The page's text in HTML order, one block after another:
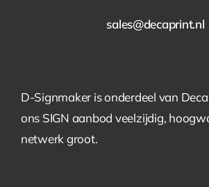
sales@decaprint.nl
D-Signmaker is onderdeel van
ons SIGN aanbod veelzijdig,
netwerk groot.